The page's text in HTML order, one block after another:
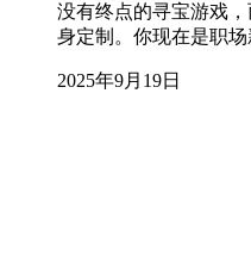
没有终点的寻宝游戏
身定制。你现在是职
2025年9月19日